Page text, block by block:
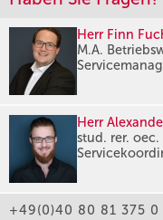
Herr Finn
M.A.
Herr
stud. rer. oec.
+49(0)40 80 81 375 0